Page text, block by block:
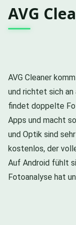
AVG
AVG Cleaner
und richtet sich an
findet doppelte
Apps und macht
und Optik sind
kostenlos, der
Auf Android fühlt
Fotoanalyse hat